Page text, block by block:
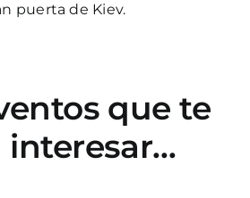
puerta de Kiev.
que te
interesar…